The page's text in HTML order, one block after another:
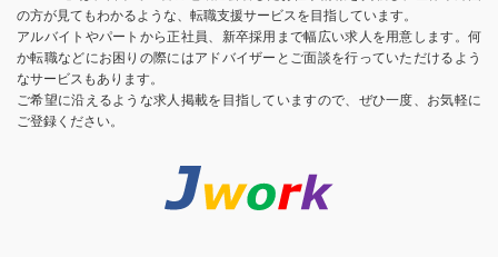
の方が見てもわかるような、転職支援サービスを目指しています。
アルバイトやパートから正社員、新卒採用まで幅広い求人を用意します。何
か転職などにお困りの際にはアドバイザーとご面談を行っていただけるよう
なサービスもあります。
ご希望に沿えるような求人掲載を目指していますので、ぜひ一度、お気軽に
ご登録ください。